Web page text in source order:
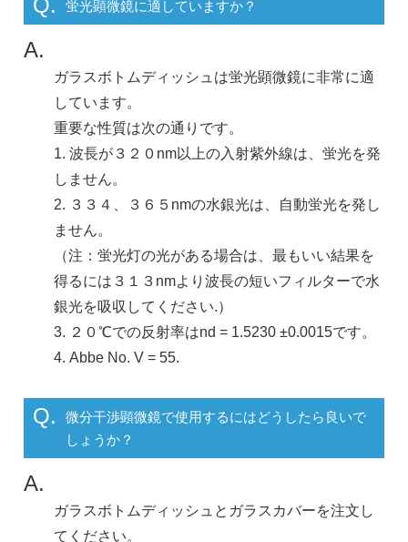
Q. 蛍光顕微鏡に適していますか？
A.
ガラスボトムディッシュは蛍光顕微鏡に非常に適
しています。
重要な性質は次の通りです。
1. 波長が３２０nm以上の入射紫外線は、蛍光を発
しません。
2. ３３４、３６５nmの水銀光は、自動蛍光を発し
ません。
（注：蛍光灯の光がある場合は、最もいい結果を
得るには３１３nmより波長の短いフィルターで水
銀光を吸収してください.）
3. ２０℃での反射率はnd = 1.5230 ±0.0015です。
4. Abbe No. V = 55.
Q.
微分干渉顕微鏡で使用するにはどうしたら良いで
しょうか？
A.
ガラスボトムディッシュとガラスカバーを注文し
てください。